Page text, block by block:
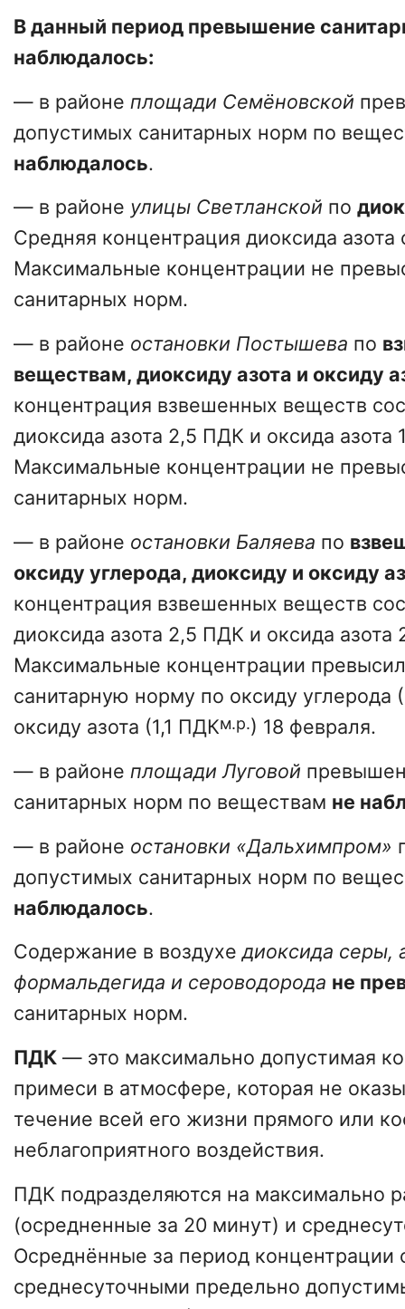
В данный период превышение
наблюдалось:
— в районе площади Семёновской
допустимых санитарных норм по
наблюдалось.
— в районе улицы Светланской по
Средняя концентрация диоксида азота
Максимальные концентрации не
санитарных норм.
— в районе остановки Постышева по
веществам, диоксиду азота и оксиду
концентрация взвешенных веществ
диоксида азота 2,5 ПДК и оксида азота
Максимальные концентрации не
санитарных норм.
— в районе остановки Баляева по
оксиду углерода, диоксиду и оксиду
концентрация взвешенных веществ
диоксида азота 2,5 ПДК и оксида азота
Максимальные концентрации
санитарную норму по оксиду углерода
оксиду азота (1,1 ПДКм.р.) 18 февраля.
— в районе площади Луговой
санитарных норм по веществам не
— в районе остановки «Дальхимпром»
допустимых санитарных норм по
наблюдалось.
Содержание в воздухедиоксида серы,
формальдегида и сероводорода не
санитарных норм.
ПДК — это максимально допустимая
примеси в атмосфере, которая не
течение всей его жизни прямого или
неблагоприятного воздействия.
ПДК подразделяются на максимально
(осредненные за 20 минут) и
Осреднённые за период концентрации
среднесуточными предельно